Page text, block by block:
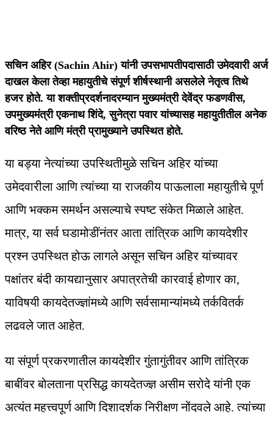
सचिन अहिर (Sachin Ahir)यांनी उपसभापतीपदासाठी उमेदवारी अर्ज
दाखल केला तेव्हा महायुतीचे संपूर्ण शीर्षस्थानी असलेले नेतृत्व तिथे
हजर होते. या शक्तीप्रदर्शनादरम्यान मुख्यमंत्री देवेंद्र फडणवीस,
उपमुख्यमंत्री एकनाथ शिंदे, सुनेत्रा पवार यांच्यासह महायुतीतील अनेक
वरिष्ठ नेते आणि मंत्री प्रामुख्याने उपस्थित होते.
या बड्या नेत्यांच्या उपस्थितीमुळे सचिन अहिर यांच्या
उमेदवारीला आणि त्यांच्या या राजकीय पाऊलाला महायुतीचे पूर्ण
आणि भक्कम समर्थन असल्याचे स्पष्ट संकेत मिळाले आहेत.
मात्र, या सर्व घडामोडींनंतर आता तांत्रिक आणि कायदेशीर
प्रश्न उपस्थित होऊ लागले असून सचिन अहिर यांच्यावर
पक्षांतर बंदी कायद्यानुसार अपात्रतेची कारवाई होणार का,
याविषयी कायदेतज्ज्ञांमध्ये आणि सर्वसामान्यांमध्ये तर्कवितर्क
लढवले जात आहेत.
या संपूर्ण प्रकरणातील कायदेशीर गुंतागुंतीवर आणि तांत्रिक
बाबींवर बोलताना प्रसिद्ध कायदेतज्ज्ञ असीम सरोदे यांनी एक
अत्यंत महत्त्वपूर्ण आणि दिशादर्शक निरीक्षण नोंदवले आहे. त्यांच्या